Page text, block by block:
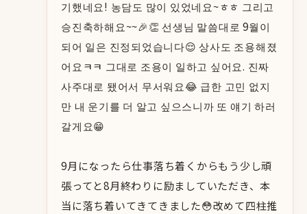
기했네요! 농담도 많이 있었네요~ㅎㅎ 그리고
승진축하해요~~🎉👏 선생님 말씀대로 9월이
되어 일은 진정되었습니다😌 상사도 조용해졌
어요ㅋㅋ 그대로 조용이 일하고 싶어요. 진짜
사주대로 됐어서 무서워요😂 급한 고민 없지
만 내 운기를 더 알고 싶으스니까 또 얘기 하러
갈게요😁
9月になったら仕事落ち着くからもう少し頑
張ってと8月終わりに励ましていただき、本
当に落ち着いてきてきました😳改めて四柱推